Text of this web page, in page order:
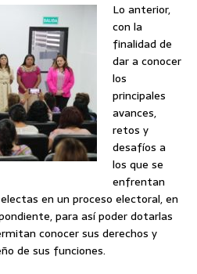
Lo anterior,
con la
finalidad de
dar a conocer
los
principales
avances,
retos y
desafíos a
los que se
enfrentan
en un proceso electoral, en
para así poder dotarlas
conocer sus derechos y
de sus funciones.